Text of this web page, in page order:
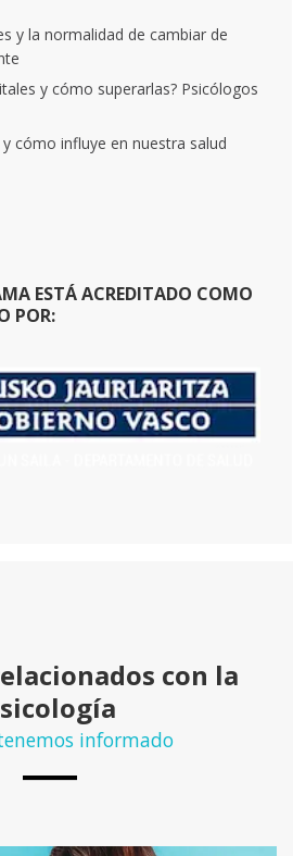
y la normalidad de cambiar de
y cómo superarlas? Psicólogos
cómo influye en nuestra salud
ESTÁ ACREDITADO COMO
POR:
con la
informado